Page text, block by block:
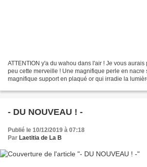
ATTENTION y'a du wahou dans l'air ! Je vous
peu cette merveille ! Une magnifique perle en nacre
magnifique support en plaqué or qui irradie la
- DU NOUVEAU ! -
Publié le 10/12/2019 à 07:18
Par Laetitia de La B